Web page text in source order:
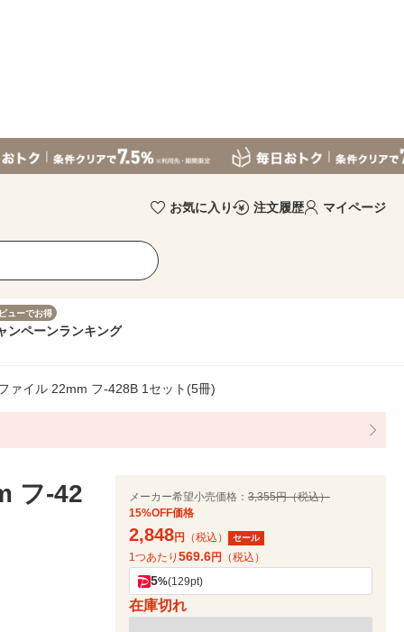
お気に入り 注文履歴 マイページ
ューでお得
ンペーンランキング
ァイル 22mm フ-428B 1セット(5冊)
フ-42 メーカー希望小売価格： 3,355円（税込）
15%OFF価格
2,848円 （税込） セール
1つあたり 569.6円 （税込）
5%(129pt)
在庫切れ